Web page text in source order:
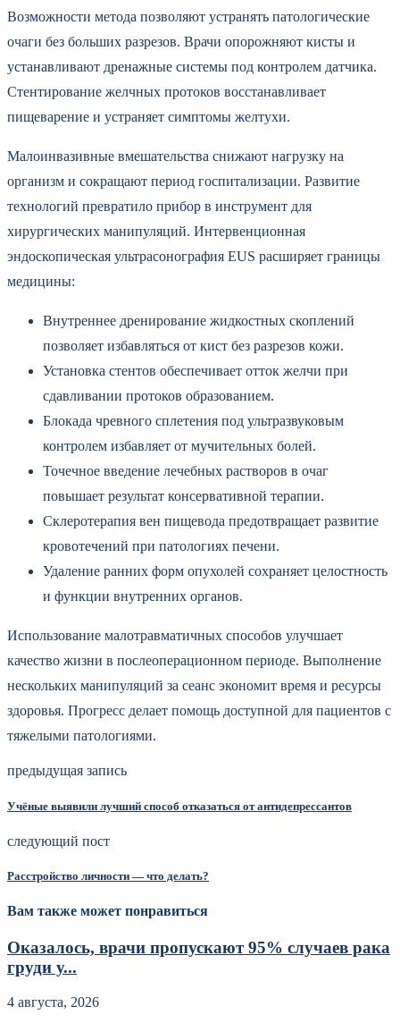
Возможности метода позволяют устранять патологические
очаги без больших разрезов. Врачи опорожняют кисты и
устанавливают дренажные системы под контролем датчика.
Стентирование желчных протоков восстанавливает
пищеварение и устраняет симптомы желтухи.
Малоинвазивные вмешательства снижают нагрузку на
организм и сокращают период госпитализации. Развитие
технологий превратило прибор в инструмент для
хирургических манипуляций. Интервенционная
эндоскопическая ультрасонография EUS расширяет границы
медицины:
Внутреннее дренирование жидкостных скоплений
позволяет избавляться от кист без разрезов кожи.
Установка стентов обеспечивает отток желчи при
сдавливании протоков образованием.
Блокада чревного сплетения под ультразвуковым
контролем избавляет от мучительных болей.
Точечное введение лечебных растворов в очаг
повышает результат консервативной терапии.
Склеротерапия вен пищевода предотвращает развитие
кровотечений при патологиях печени.
Удаление ранних форм опухолей сохраняет целостность
и функции внутренних органов.
Использование малотравматичных способов улучшает
качество жизни в послеоперационном периоде. Выполнение
нескольких манипуляций за сеанс экономит время и ресурсы
здоровья. Прогресс делает помощь доступной для пациентов с
тяжелыми патологиями.
предыдущая запись
Учёные выявили лучший способ отказаться от антидепрессантов
следующий пост
Расстройство личности — что делать?
Вам также может понравиться
Оказалось, врачи пропускают 95% случаев рака
груди у...
4 августа, 2026